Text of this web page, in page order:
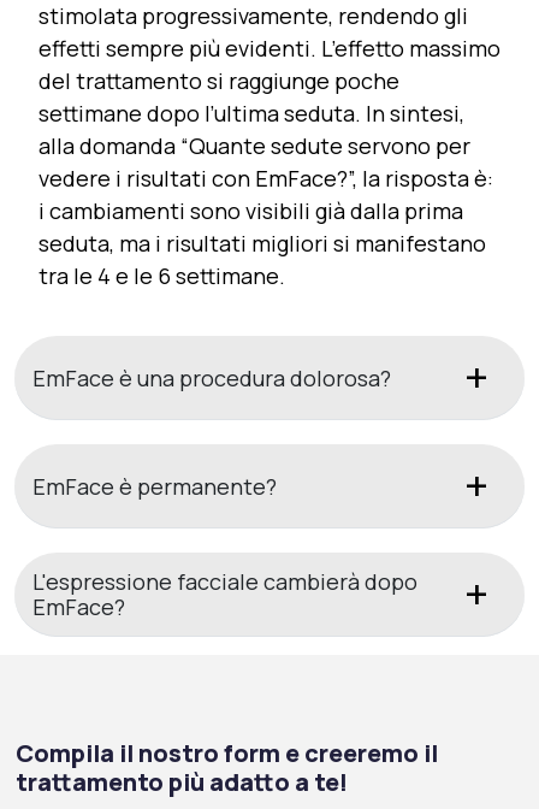
stimolata progressivamente, rendendo gli
effetti sempre più evidenti. L’effetto massimo
del trattamento si raggiunge poche
settimane dopo l’ultima seduta. In sintesi,
alla domanda “Quante sedute servono per
vedere i risultati con EmFace?”, la risposta è:
i cambiamenti sono visibili già dalla prima
seduta, ma i risultati migliori si manifestano
tra le 4 e le 6 settimane.
EmFace è una procedura dolorosa?
EmFace è permanente?
L'espressione facciale cambierà dopo
EmFace?
Compila il nostro form e creeremo il
trattamento più adatto a te!